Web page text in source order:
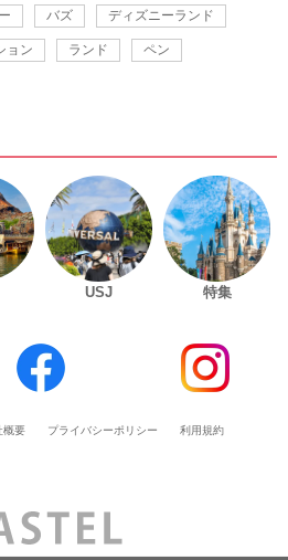
バズ ディズニーランド
ョン ランド ペン
USJ 特集
概要 プライバシーポリシー 利用規約